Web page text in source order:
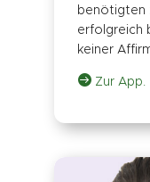
benötigten
erfolgreich
keiner
Zur App.